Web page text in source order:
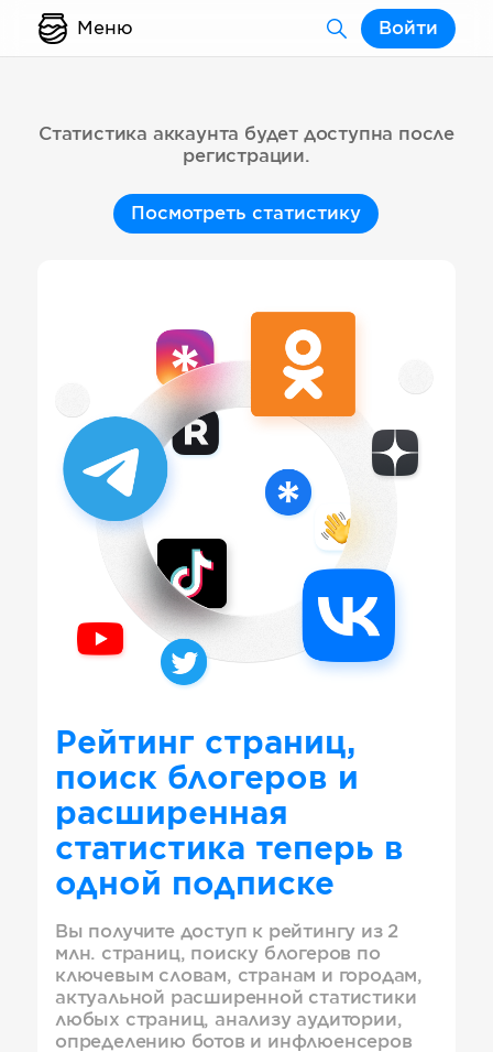
Меню Войти
Статистика аккаунта будет доступна после
регистрации.
Посмотреть статистику
Рейтинг страниц,
поиск блогеров и
расширенная
статистика теперь в
одной подписке
Вы получите доступ к рейтингу из 2
млн. страниц, поиску блогеров по
ключевым словам, странам и городам,
актуальной расширенной статистики
любых страниц, анализу аудитории,
определению ботов и инфлюенсеров